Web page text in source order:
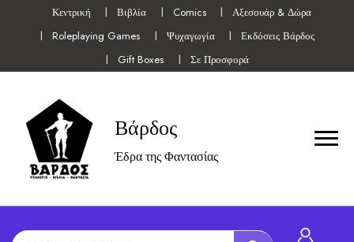
Κεντρική Βιβλία Comics
Αξεσουάρ & Δώρα
Roleplaying Games
Ψυχαγωγία
Εκδόσεις Βάρδος
Gift Boxes
Σε Προσφορά
Βάρδος
Έδρα της Φαντασίας